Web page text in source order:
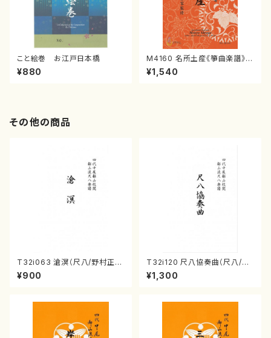
こと絵巻 お江戸日本橋
¥880
M4160 名所土産《箏曲楽譜》
（箏/宮城喜代子・宮城数江著・
宮城宗家監修/箏曲古典楽譜）
¥1,540
その他の商品
T32i063 滄溟（尺八/野村正
峰/尺八/都山式譜）都山流公刊
楽譜曲番:512
¥900
T32i120 尺八協奏曲（尺八/二
代 山本邦山/尺八/都山式譜）都
山流公刊楽譜曲番:569
¥1,300